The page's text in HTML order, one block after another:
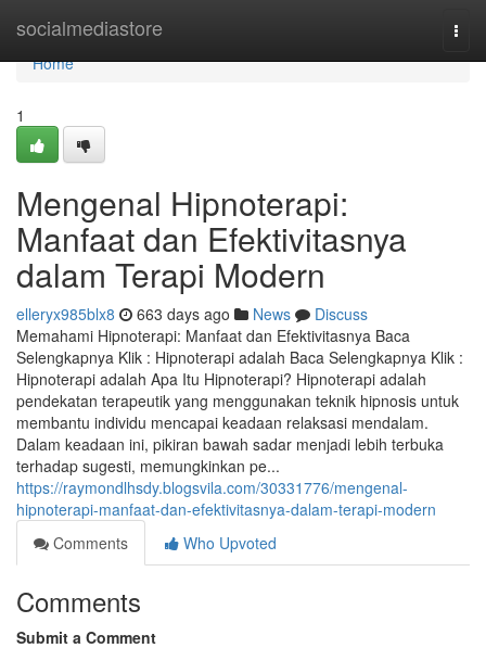
socialmediastore
Home
Home
1
Mengenal Hipnoterapi:
Manfaat dan Efektivitasnya
dalam Terapi Modern
elleryx985blx8 663 days ago News
Discuss
Memahami Hipnoterapi: Manfaat dan Efektivitasnya Baca
Selengkapnya Klik : Hipnoterapi adalah Baca Selengkapnya Klik :
Hipnoterapi adalah Apa Itu Hipnoterapi? Hipnoterapi adalah
pendekatan terapeutik yang menggunakan teknik hipnosis untuk
membantu individu mencapai keadaan relaksasi mendalam.
Dalam keadaan ini, pikiran bawah sadar menjadi lebih terbuka
terhadap sugesti, memungkinkan pe...
https://raymondlhsdy.blogsvila.com/30331776/mengenal-
hipnoterapi-manfaat-dan-efektivitasnya-dalam-terapi-modern
Comments
Who Upvoted
Comments
Submit a Comment